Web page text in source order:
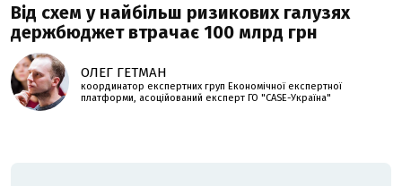
Від схем у найбільш ризикових галузях
держбюджет втрачає 100 млрд грн
ОЛЕГ ГЕТМАН
координатор експертних груп Економічної експертної
платформи, асоційований експерт ГО "CASE-Україна"